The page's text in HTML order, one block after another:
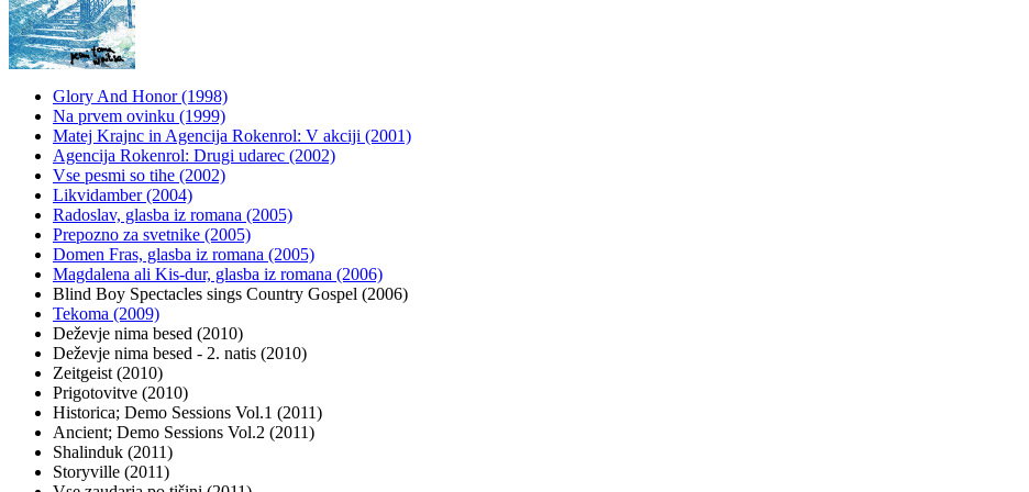
Glory And Honor (1998)
Na prvem ovinku (1999)
Matej Krajnc in Agencija Rokenrol: V akciji (2001)
Agencija Rokenrol: Drugi udarec (2002)
Vse pesmi so tihe (2002)
Likvidamber (2004)
Radoslav, glasba iz romana (2005)
Prepozno za svetnike (2005)
Domen Fras, glasba iz romana (2005)
Magdalena ali Kis-dur, glasba iz romana (2006)
Blind Boy Spectacles sings Country Gospel (2006)
Tekoma (2009)
Deževje nima besed (2010)
Deževje nima besed - 2. natis (2010)
Zeitgeist (2010)
Prigotovitve (2010)
Historica; Demo Sessions Vol.1 (2011)
Ancient; Demo Sessions Vol.2 (2011)
Shalinduk (2011)
Storyville (2011)